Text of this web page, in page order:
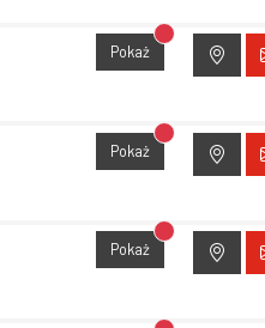
Pokaż Brak dostępu
Pokaż Brak dostępu
Pokaż Brak dostępu